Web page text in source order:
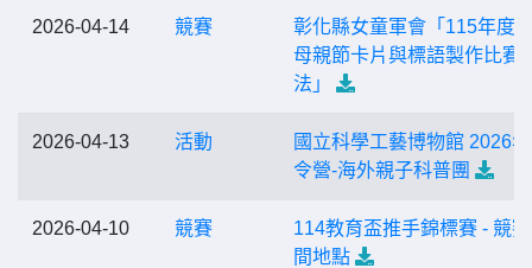
2026-04-14 競賽
彰化縣女童軍會「115年度
母親節卡片與標語製作比賽
法」
2026-04-13 活動
國立科學工藝博物館 2026
令營-海外親子科普團
2026-04-10 競賽
114教育盃推手錦標賽 - 競
間地點